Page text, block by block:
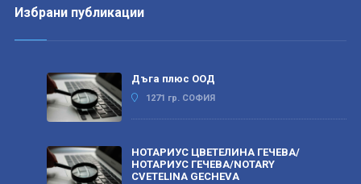
Избрани публикации
Дъга плюс ООД
1271 гр. СОФИЯ
НОТАРИУС ЦВЕТЕЛИНА ГЕЧЕВА/
НОТАРИУС ГЕЧЕВА/NOTARY
CVETELINA GECHEVA